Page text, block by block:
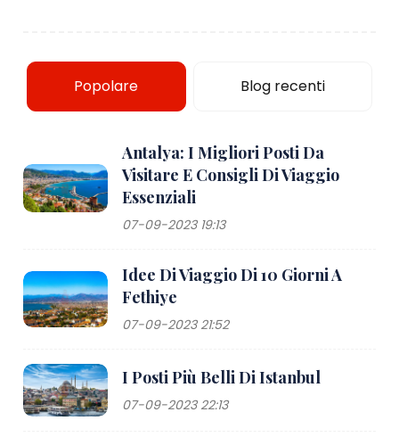
Popolare Blog recenti
Antalya: I Migliori Posti Da
Visitare E Consigli Di Viaggio
Essenziali
07-09-2023 19:13
Idee Di Viaggio Di 10 Giorni A
Fethiye
07-09-2023 21:52
I Posti Più Belli Di Istanbul
07-09-2023 22:13